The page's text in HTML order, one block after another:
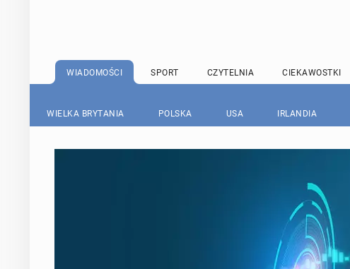
WIADOMOŚCI SPORT CZYTELNIA CIEKAWOSTKI
WIELKA BRYTANIA POLSKA USA IRLANDIA